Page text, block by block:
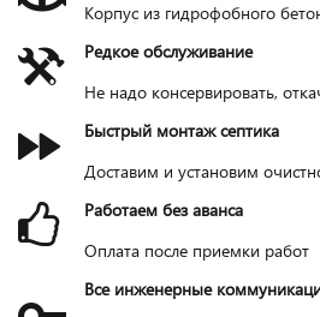
Корпус из гидрофобного
Редкое обслуживание
Не надо консервировать,
Быстрый монтаж септика
Доставим и установим
Работаем без аванса
Оплата после приемки работ
Все инженерные